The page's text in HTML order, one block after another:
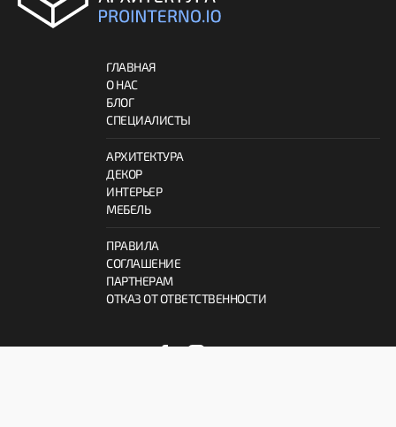
ГЛАВНАЯ
О НАС
БЛОГ
СПЕЦИАЛИСТЫ
АРХИТЕКТУРА
ДЕКОР
ИНТЕРЬЕР
МЕБЕЛЬ
ПРАВИЛА
СОГЛАШЕНИЕ
ПАРТНЕРАМ
ОТКАЗ ОТ ОТВЕТСТВЕННОСТИ